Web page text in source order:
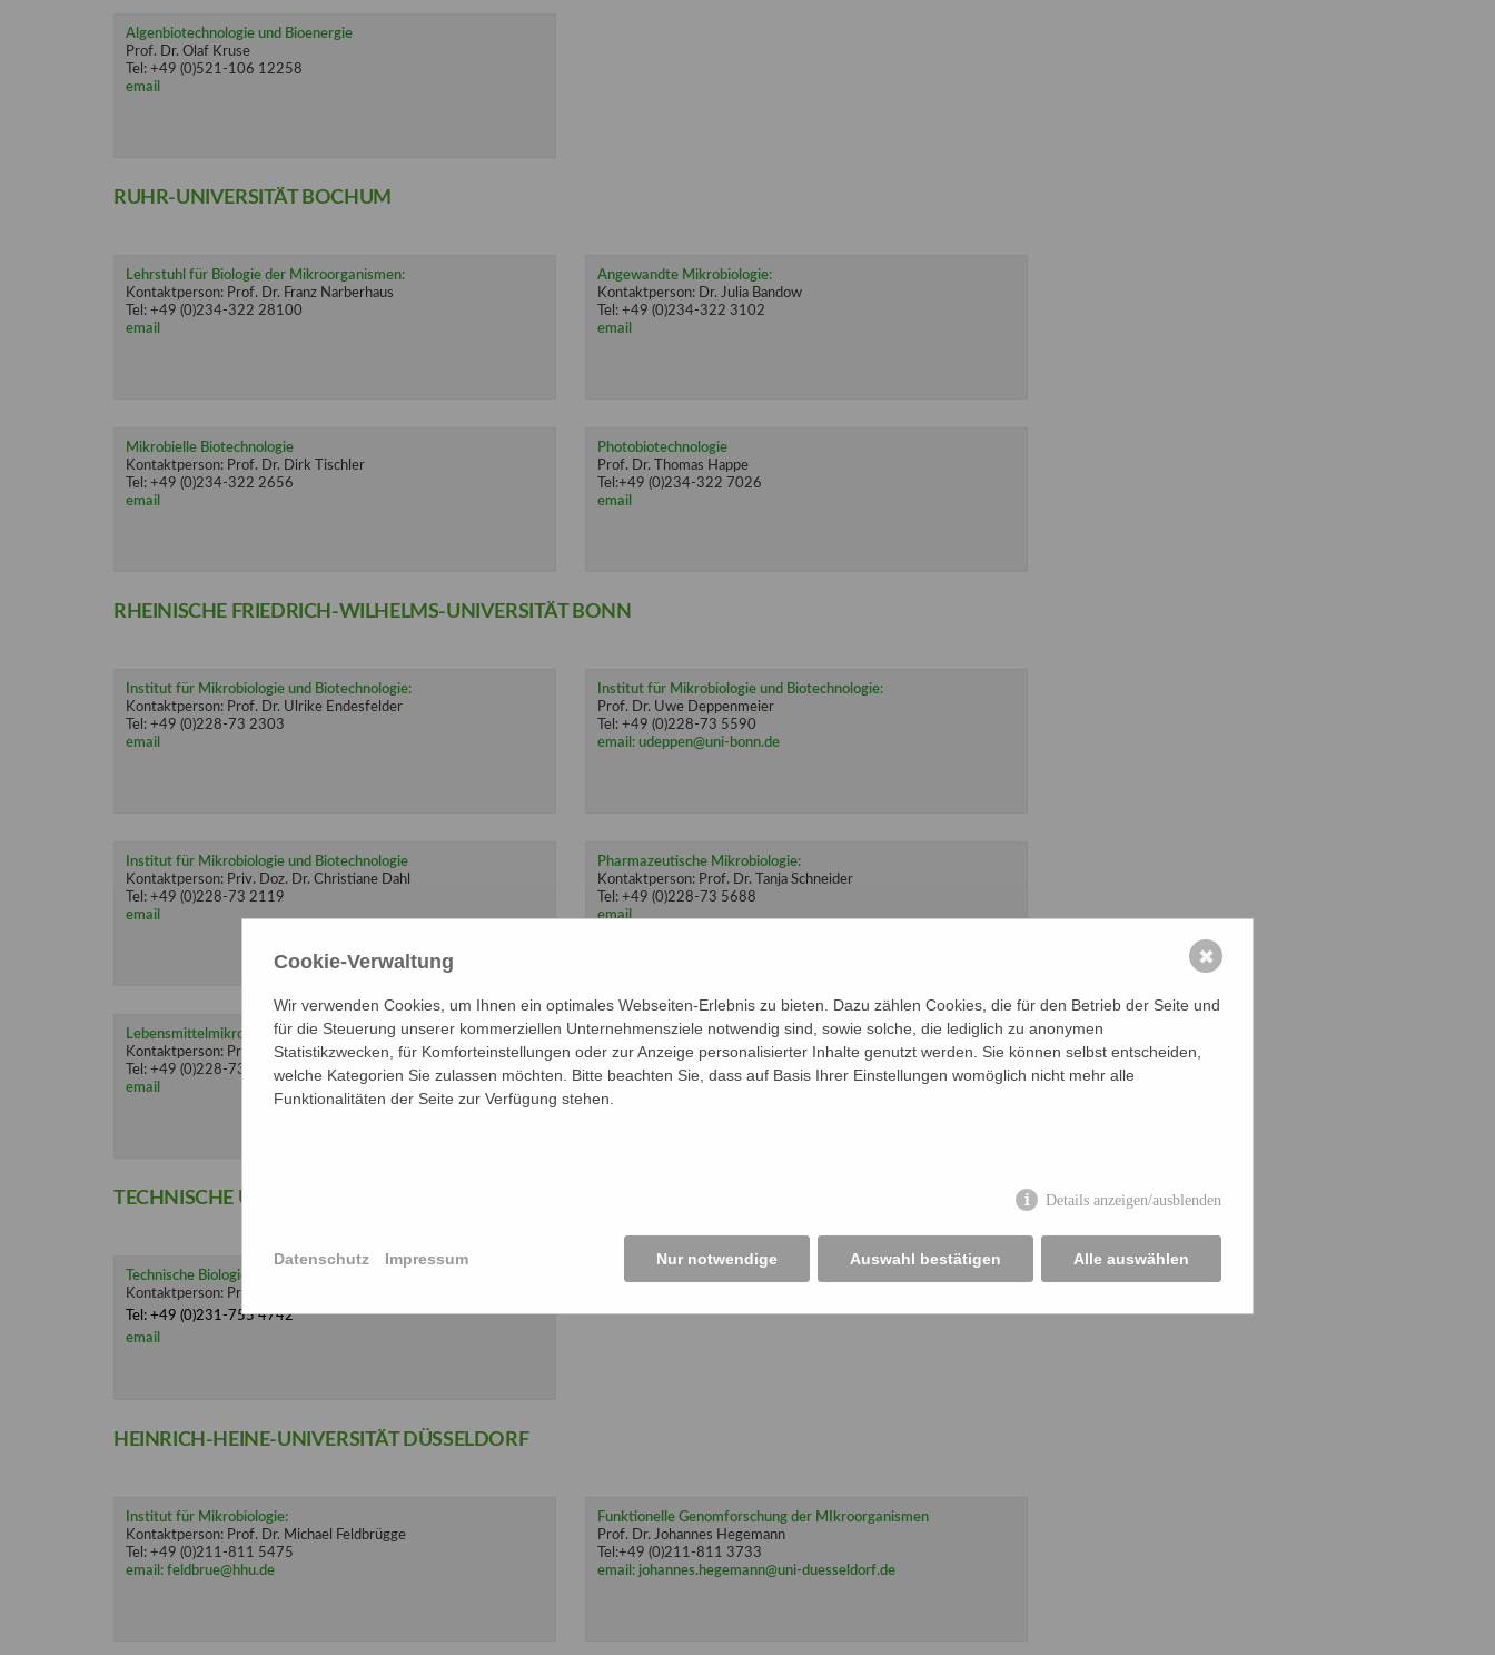
Algenbiotechnologie und Bioenergie
Prof. Dr. Olaf Kruse
Tel: +49 (0)521-106 12258
email
RUHR-UNIVERSITÄT BOCHUM
Lehrstuhl für Biologie der Mikroorganismen:
Kontaktperson: Prof. Dr. Franz Narberhaus
Tel: +49 (0)234-322 28100
email
Angewandte Mikrobiologie:
Kontaktperson: Dr. Julia Bandow
Tel: +49 (0)234-322 3102
email
Mikrobielle Biotechnologie
Kontaktperson: Prof. Dr. Dirk Tischler
Tel: +49 (0)234-322 2656
email
Photobiotechnologie
Prof. Dr. Thomas Happe
Tel:+49 (0)234-322 7026
email
RHEINISCHE FRIEDRICH-WILHELMS-UNIVERSITÄT BONN
Institut für Mikrobiologie und Biotechnologie:
Kontaktperson: Prof. Dr. Ulrike Endesfelder
Tel: +49 (0)228-73 2303
email
Institut für Mikrobiologie und Biotechnologie:
Prof. Dr. Uwe Deppenmeier
Tel: +49 (0)228-73 5590
email: udeppen@uni-bonn.de
Institut für Mikrobiologie und Biotechnologie
Kontaktperson: Priv. Doz. Dr. Christiane Dahl
Tel: +49 (0)228-73 2119
email
Pharmazeutische Mikrobiologie:
Kontaktperson: Prof. Dr. Tanja Schneider
Tel: +49 (0)228-73 5688
email
Lebensmittelmikrobiologie und -hygiene:
Kontaktperson: Prof. Dr. Andre Lipski
Tel: +49 (0)228-73 5604
email
TECHNISCHE UNIVERSITÄT DORTMUND
Technische Biologie
Kontaktperson: Prof. Dr. Markus Nett
Tel: +49 (0)231-755 4742
email
HEINRICH-HEINE-UNIVERSITÄT DÜSSELDORF
Institut für Mikrobiologie:
Kontaktperson: Prof. Dr. Michael Feldbrügge
Tel: +49 (0)211-811 5475
email: feldbrue@hhu.de
Funktionelle Genomforschung der MIkroorganismen
Prof. Dr. Johannes Hegemann
Tel:+49 (0)211-811 3733
email: johannes.hegemann@uni-duesseldorf.de
Cookie-Verwaltung
Wir verwenden Cookies, um Ihnen ein optimales Webseiten-Erlebnis zu bieten. Dazu zählen Cookies, die für den Betrieb der Seite und
für die Steuerung unserer kommerziellen Unternehmensziele notwendig sind, sowie solche, die lediglich zu anonymen
Statistikzwecken, für Komforteinstellungen oder zur Anzeige personalisierter Inhalte genutzt werden. Sie können selbst entscheiden,
welche Kategorien Sie zulassen möchten. Bitte beachten Sie, dass auf Basis Ihrer Einstellungen womöglich nicht mehr alle
Funktionalitäten der Seite zur Verfügung stehen.
Details anzeigen/ausblenden
Nur notwendige Auswahl bestätigen Alle auswählen
Datenschutz Impressum
✖